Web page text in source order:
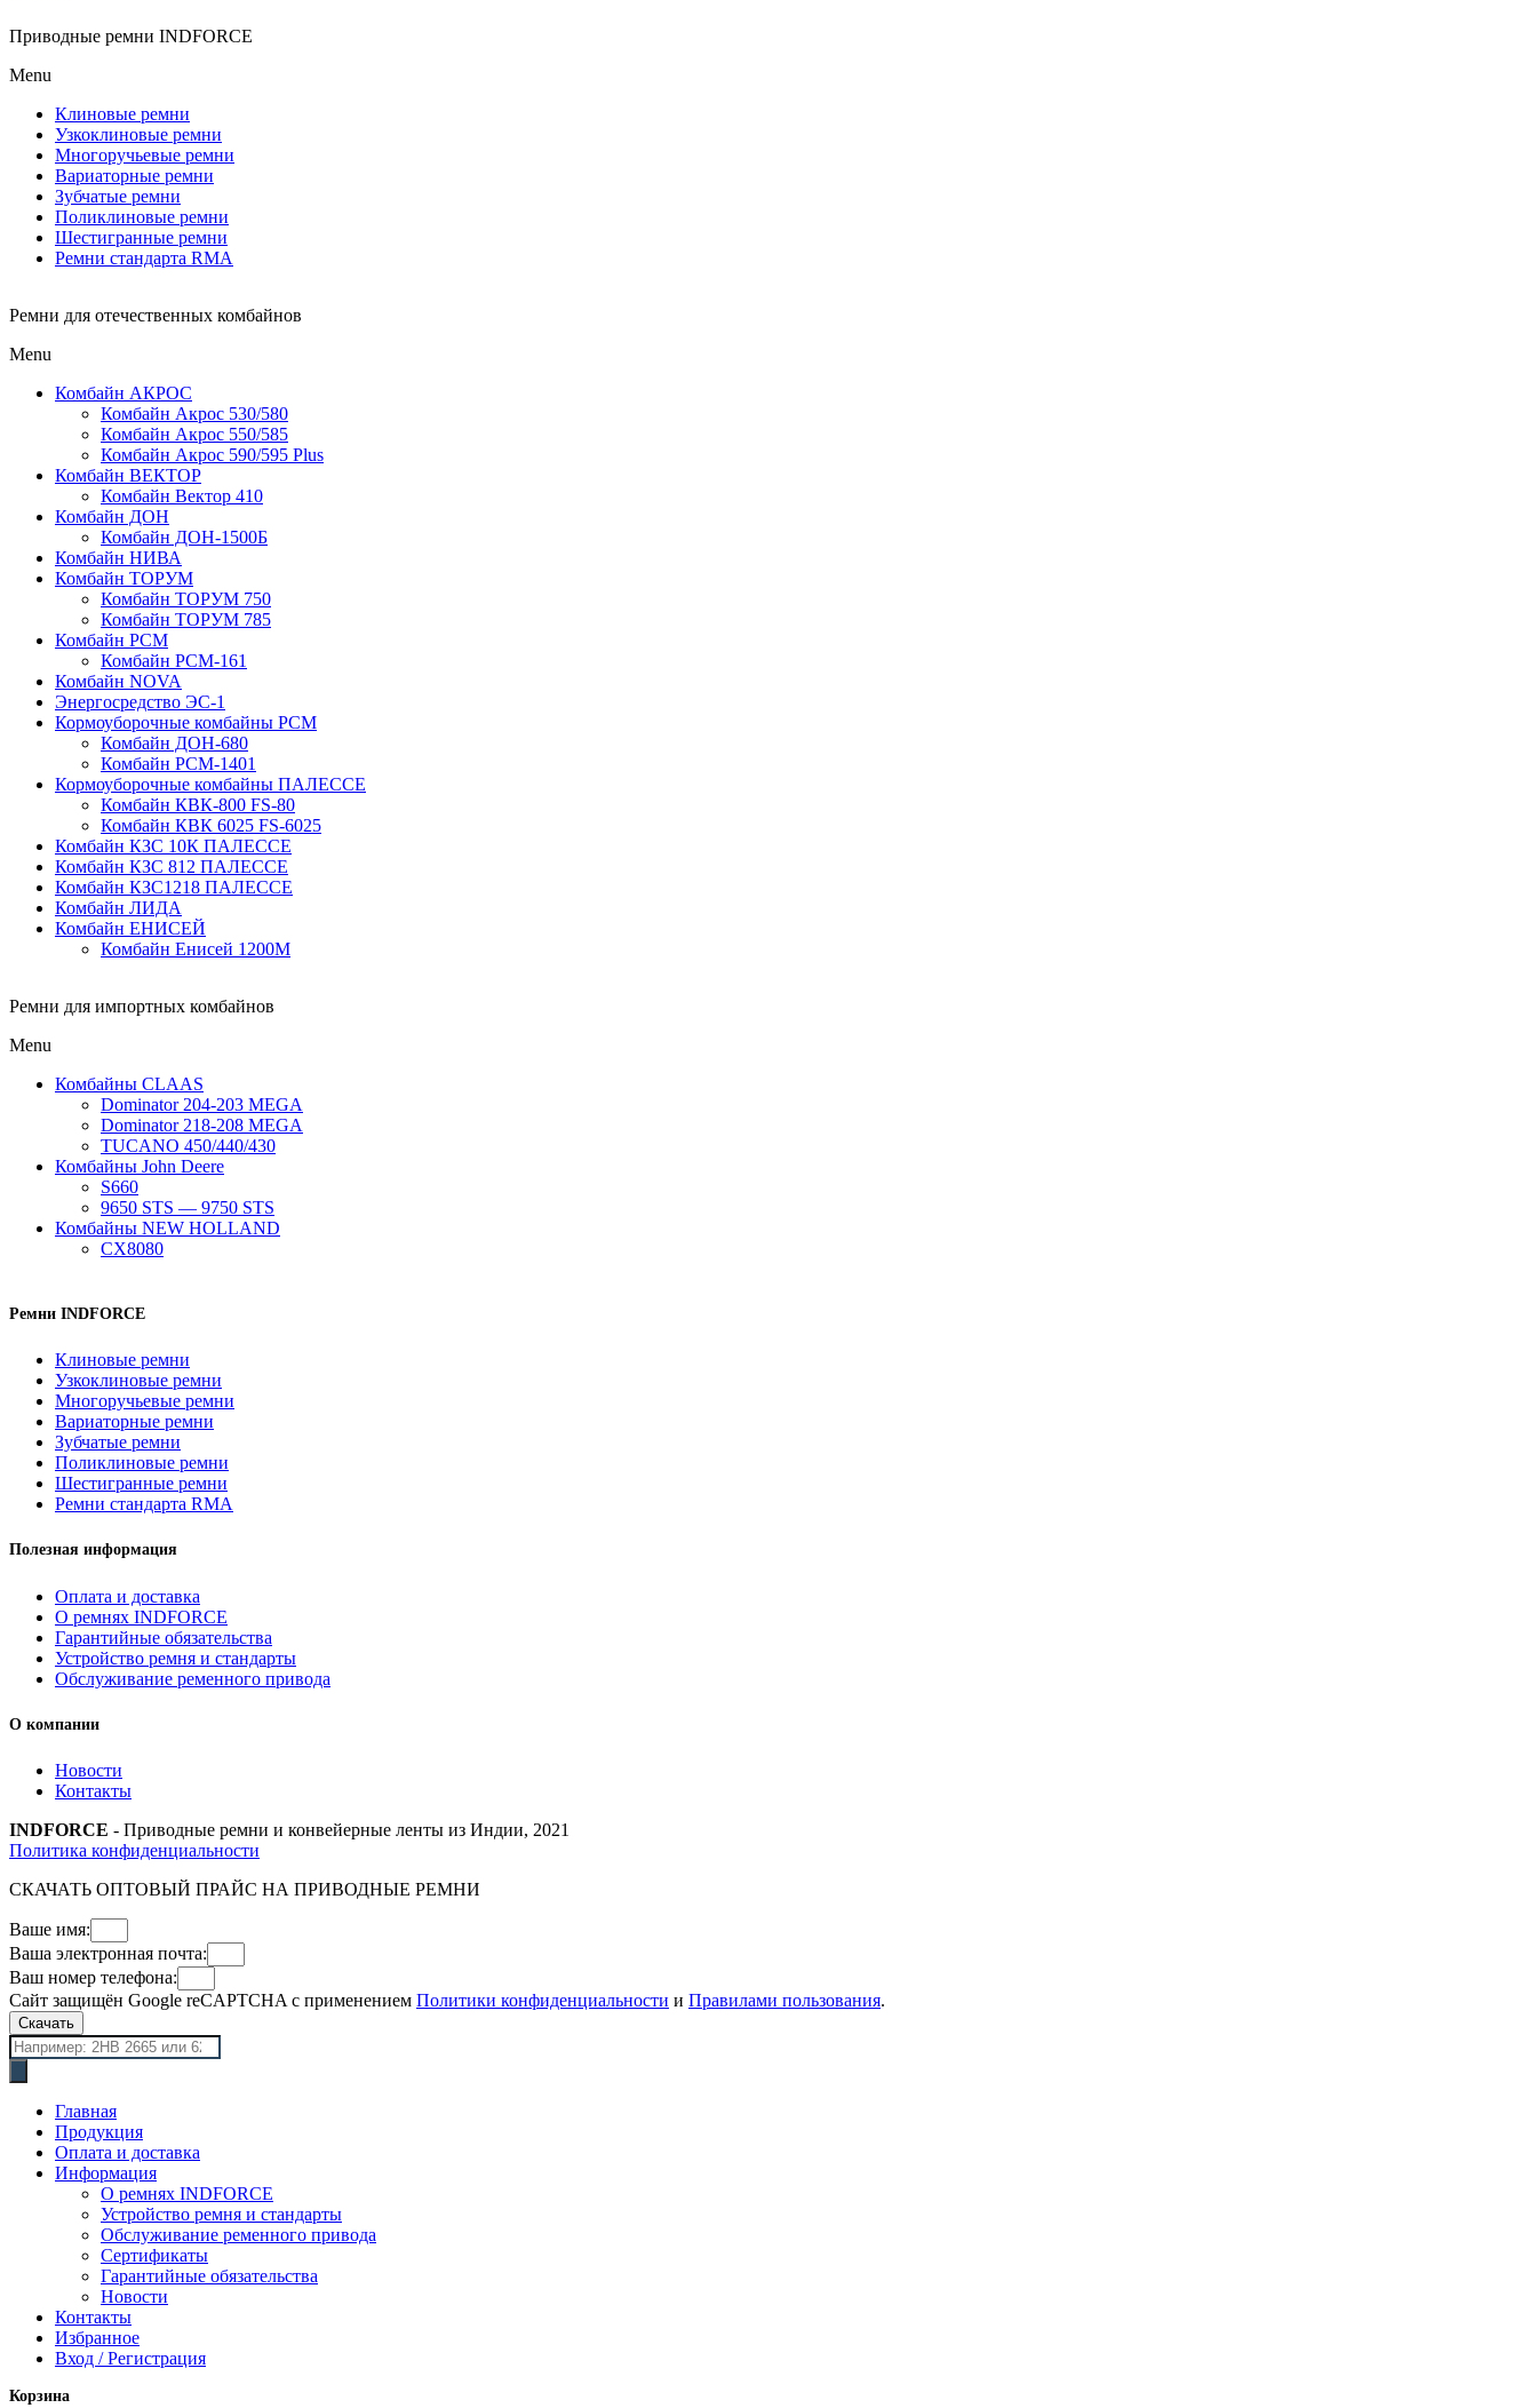
Приводные ремни INDFORCE
Menu
Клиновые ремни
Узкоклиновые ремни
Многоручьевые ремни
Вариаторные ремни
Зубчатые ремни
Поликлиновые ремни
Шестигранные ремни
Ремни стандарта RMA
Ремни для отечественных комбайнов
Menu
Комбайн АКРОС
Комбайн Акрос 530/580
Комбайн Акрос 550/585
Комбайн Акрос 590/595 Plus
Комбайн ВЕКТОР
Комбайн Вектор 410
Комбайн ДОН
Комбайн ДОН-1500Б
Комбайн НИВА
Комбайн ТОРУМ
Комбайн ТОРУМ 750
Комбайн ТОРУМ 785
Комбайн РСМ
Комбайн РСМ-161
Комбайн NOVA
Энергосредство ЭС-1
Кормоуборочные комбайны РСМ
Комбайн ДОН-680
Комбайн РСМ-1401
Кормоуборочные комбайны ПАЛЕССЕ
Комбайн КВК-800 FS-80
Комбайн КВК 6025 FS-6025
Комбайн КЗС 10К ПАЛЕССЕ
Комбайн КЗС 812 ПАЛЕССЕ
Комбайн КЗС1218 ПАЛЕССЕ
Комбайн ЛИДА
Комбайн ЕНИСЕЙ
Комбайн Енисей 1200М
Ремни для импортных комбайнов
Menu
Комбайны CLAAS
Dominator 204-203 MEGA
Dominator 218-208 MEGA
TUCANO 450/440/430
Комбайны John Deere
S660
9650 STS — 9750 STS
Комбайны NEW HOLLAND
CX8080
Ремни INDFORCE
Клиновые ремни
Узкоклиновые ремни
Многоручьевые ремни
Вариаторные ремни
Зубчатые ремни
Поликлиновые ремни
Шестигранные ремни
Ремни стандарта RMA
Полезная информация
Оплата и доставка
О ремнях INDFORCE
Гарантийные обязательства
Устройство ремня и стандарты
Обслуживание ременного привода
О компании
Новости
Контакты
INDFORCE - Приводные ремни и конвейерные ленты из Индии, 2021
Политика конфиденциальности
СКАЧАТЬ ОПТОВЫЙ ПРАЙС НА ПРИВОДНЫЕ РЕМНИ
Ваше имя:
Ваша электронная почта:
Ваш номер телефона:
Сайт защищён Google reCAPTCHA с применением Политики конфиденциальности и Правилами пользования.
Скачать
Поиск
товаров
Главная
Продукция
Оплата и доставка
Информация
О ремнях INDFORCE
Устройство ремня и стандарты
Обслуживание ременного привода
Сертификаты
Гарантийные обязательства
Новости
Контакты
Избранное
Вход / Регистрация
Корзина